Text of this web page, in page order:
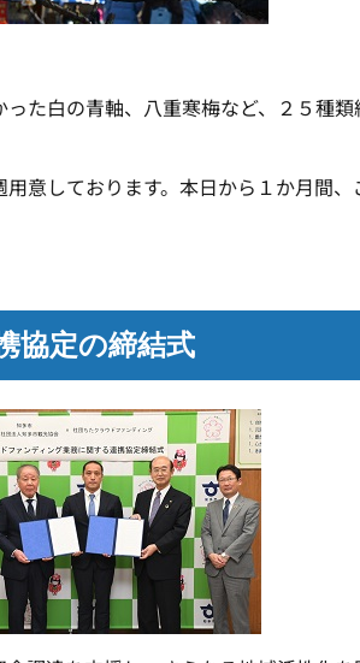
た白の青軸、八重寒梅など、２５種
意しております。本日から１か月間、
協定の締結式